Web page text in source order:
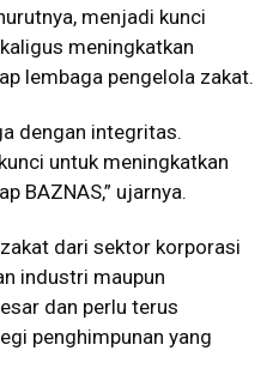
menjadi kunci
meningkatkan
lembaga pengelola zakat.
dengan integritas.
untuk meningkatkan
BAZNAS,” ujarnya.
dari sektor korporasi
industri maupun
dan perlu terus
penghimpunan yang